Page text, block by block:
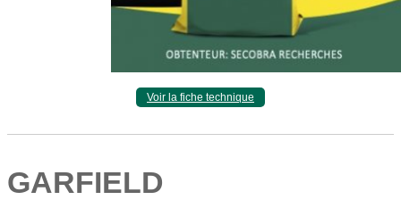
Voir la fiche technique
GARFIELD